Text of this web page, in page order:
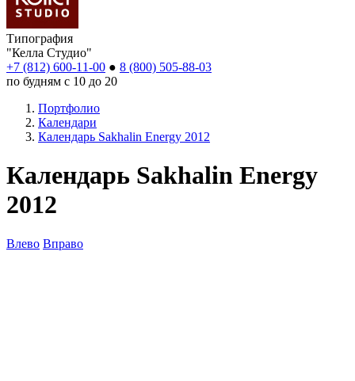
Типография
"Келла Студио"
+7 (812) 600-11-00 ● 8 (800) 505-88-03
по будням с 10 до 20
Портфолио
Календари
Календарь Sakhalin Energy 2012
Календарь Sakhalin Energy
2012
Влево Вправо